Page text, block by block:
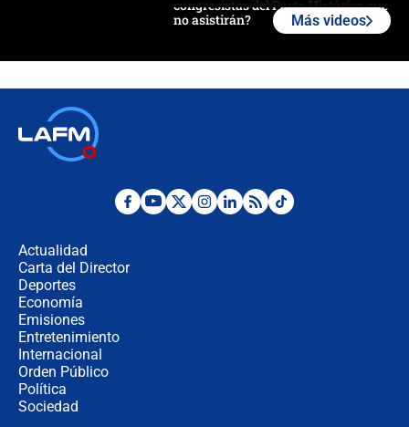
congresistas del Pacto Histórico que
no asistirán?
¿Por qué De la Espriella gobernará
Más videos
Actualidad
Carta del Director
Deportes
Economía
Emisiones
Entretenimiento
Internacional
Orden Público
Política
Sociedad